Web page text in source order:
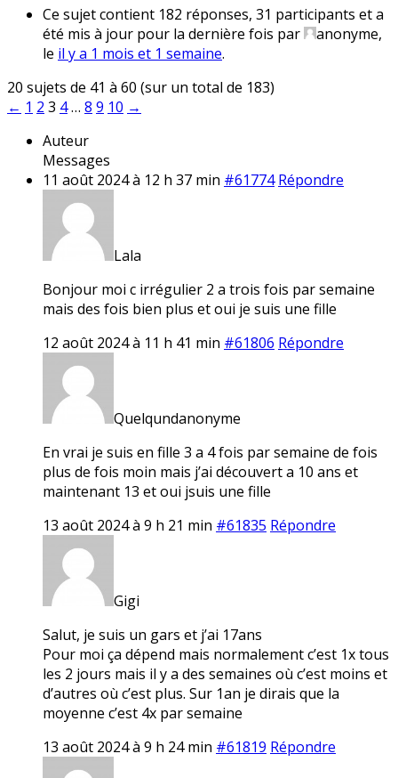
Ce sujet contient 182 réponses, 31 participants et a
été mis à jour pour la dernière fois par
anonyme,
le il y a 1 mois et 1 semaine.
20 sujets de 41 à 60 (sur un total de 183)
← 1 2 3 4… 8 9 10 →
Auteur
Messages
11 août 2024 à 12 h 37 min #61774 Répondre
Lala
Bonjour moi c irrégulier 2 a trois fois par semaine
mais des fois bien plus et oui je suis une fille
12 août 2024 à 11 h 41 min #61806 Répondre
Quelqundanonyme
En vrai je suis en fille 3 a 4 fois par semaine de fois
plus de fois moin mais j’ai découvert a 10 ans et
maintenant 13 et oui jsuis une fille
13 août 2024 à 9 h 21 min #61835 Répondre
Gigi
Salut, je suis un gars et j’ai 17ans
Pour moi ça dépend mais normalement c’est 1x tous
les 2 jours mais il y a des semaines où c’est moins et
d’autres où c’est plus. Sur 1an je dirais que la
moyenne c’est 4x par semaine
13 août 2024 à 9 h 24 min #61819 Répondre